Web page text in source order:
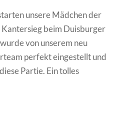
unsere Mädchen der
beim Duisburger
von unserem neu
perfekt eingestellt und
Partie. Ein tolles